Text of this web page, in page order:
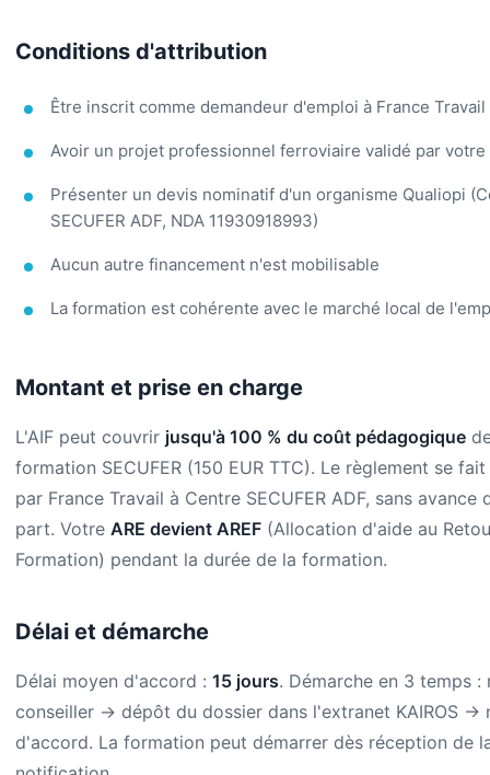
Conditions d'attribution
Être inscrit comme demandeur d'emploi à France Travail
Avoir un projet professionnel ferroviaire validé par
Présenter un devis nominatif d'un organisme Qualiopi
SECUFER ADF, NDA 11930918993)
Aucun autre financement n'est mobilisable
La formation est cohérente avec le marché local de
Montant et prise en charge
L'AIF peut couvrir jusqu'à 100 % du coût pédagogique
formation SECUFER (150 EUR TTC). Le règlement se
par France Travail à Centre SECUFER ADF, sans avance
part. Votre ARE devient AREF (Allocation d'aide au
Formation) pendant la durée de la formation.
Délai et démarche
Délai moyen d'accord : 15 jours. Démarche en 3 temps :
conseiller -> dépôt du dossier dans l'extranet KAIROS -
d'accord. La formation peut démarrer dès réception de